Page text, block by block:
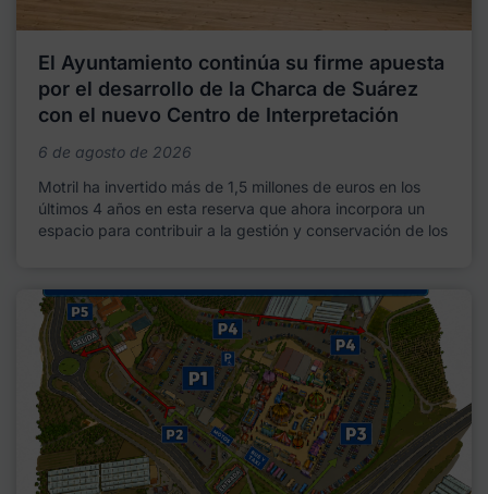
El Ayuntamiento continúa su firme apuesta
por el desarrollo de la Charca de Suárez
con el nuevo Centro de Interpretación
6 de agosto de 2026
Motril ha invertido más de 1,5 millones de euros en los
últimos 4 años en esta reserva que ahora incorpora un
espacio para contribuir a la gestión y conservación de los